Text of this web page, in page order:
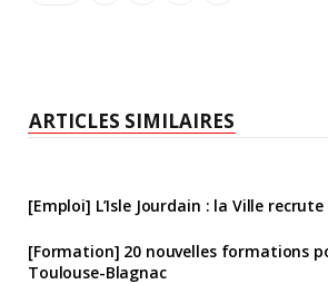
ARTICLES SIMILAIRES
[Emploi] L’Isle Jourdain : la Ville recrute
[Formation] 20 nouvelles formations
Toulouse-Blagnac